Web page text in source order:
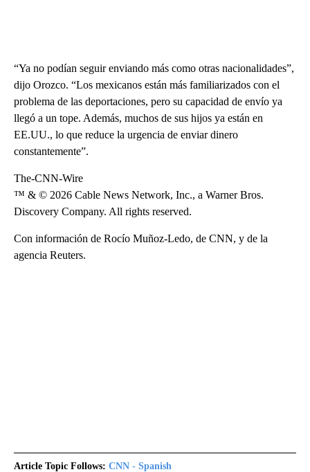
“Ya no podían seguir enviando más como otras nacionalidades”,
dijo Orozco. “Los mexicanos están más familiarizados con el
problema de las deportaciones, pero su capacidad de envío ya
llegó a un tope. Además, muchos de sus hijos ya están en
EE.UU., lo que reduce la urgencia de enviar dinero
constantemente”.
The-CNN-Wire
™ & © 2026 Cable News Network, Inc., a Warner Bros.
Discovery Company. All rights reserved.
Con información de Rocío Muñoz-Ledo, de CNN, y de la
agencia Reuters.
Article Topic Follows: CNN - Spanish